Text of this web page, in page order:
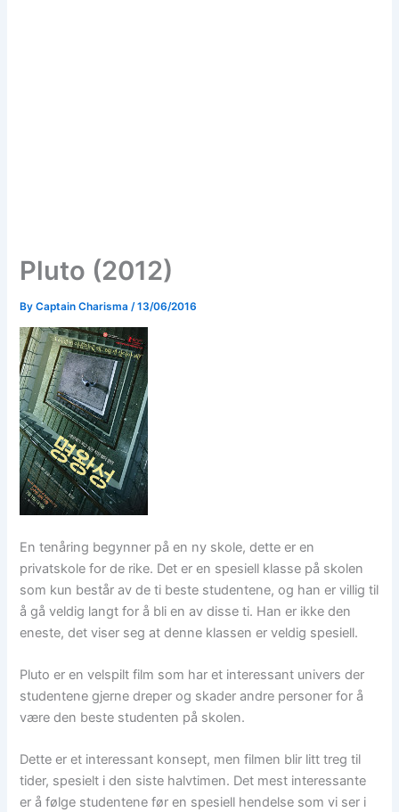
Pluto (2012)
ByCaptain Charisma /13/06/2016
En tenåring begynner på en ny skole, dette er en
privatskole for de rike. Det er en spesiell klasse på skolen
som kun består av de ti beste studentene, og han er villig til
å gå veldig langt for å bli en av disse ti. Han er ikke den
eneste, det viser seg at denne klassen er veldig spesiell.
Pluto er en velspilt film som har et interessant univers der
studentene gjerne dreper og skader andre personer for å
være den beste studenten på skolen.
Dette er et interessant konsept, men filmen blir litt treg til
tider, spesielt i den siste halvtimen. Det mest interessante
er å følge studentene før en spesiell hendelse som vi ser i